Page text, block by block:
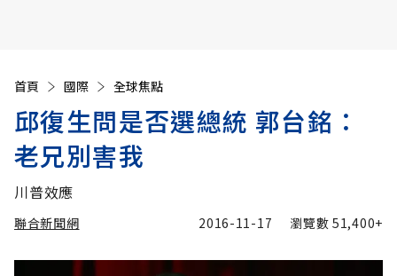
首頁 國際 全球焦點
邱復生問是否選總統 郭台銘：
老兄別害我
川普效應
聯合新聞網 2016-11-17 瀏覽數51,400+